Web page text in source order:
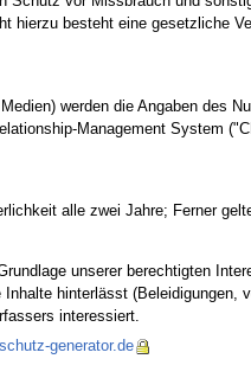
besteht eine gesetzliche
werden die Angaben des
Management System
alle zwei Jahre; Ferner
unserer berechtigten
hinterlässt
interessiert.
generator.de